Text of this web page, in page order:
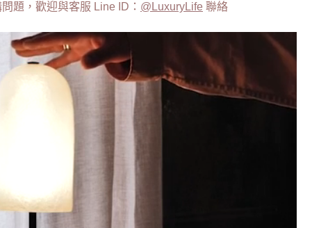
題，歡迎與客服 Line ID： @LuxuryLife 聯絡